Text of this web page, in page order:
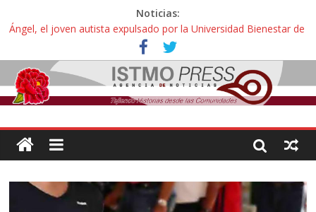
Noticias:
Ángel, el joven autista expulsado por la Universidad Bienestar de
Ixtepec, Oaxaca vuelve a las aulas tras amparo
Familiares de periodista Alejandro Leyva se reúnen con titular de
la SEGOB y exigen detener a los autores materiales e
intelectuales de su asesinato
Alertan pescadores de Juchitán, Oaxaca de nuevo despojo de su
Pescadores y comuneros ikoots detienen la extracción ilegal de
material pétreo de gravera Oyamel
ahora pescadores de Salinas del Marqués denuncian daños de